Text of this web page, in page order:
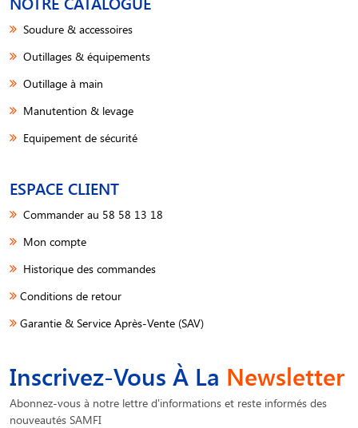
Soudure & accessoires
Outillages & équipements
Outillage à main
Manutention & levage
Equipement de sécurité
ESPACE CLIENT
Commander au 58 58 13 18
Mon compte
Historique des commandes
Conditions de retour
Garantie & Service Après-Vente (SAV)
Inscrivez-Vous À La Newsletter
Abonnez-vous à notre lettre d'informations et reste informés des
nouveautés SAMFI